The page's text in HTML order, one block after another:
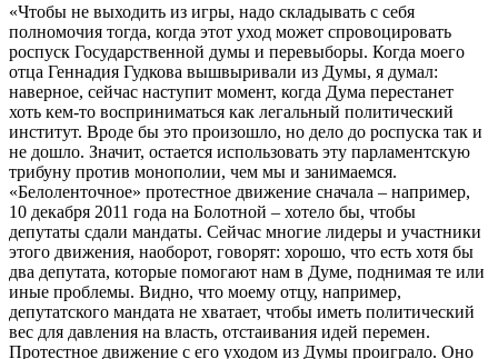
«Чтобы не выходить из игры, надо складывать с себя
полномочия тогда, когда этот уход может спровоцировать
роспуск Государственной думы и перевыборы. Когда моего
отца Геннадия Гудкова вышвыривали из Думы, я думал:
наверное, сейчас наступит момент, когда Дума перестанет
хоть кем-то восприниматься как легальный политический
институт. Вроде бы это произошло, но дело до роспуска так и
не дошло. Значит, остается использовать эту парламентскую
трибуну против монополии, чем мы и занимаемся.
«Белоленточное» протестное движение сначала – например,
10 декабря 2011 года на Болотной – хотело бы, чтобы
депутаты сдали мандаты. Сейчас многие лидеры и участники
этого движения, наоборот, говорят: хорошо, что есть хотя бы
два депутата, которые помогают нам в Думе, поднимая те или
иные проблемы. Видно, что моему отцу, например,
депутатского мандата не хватает, чтобы иметь политический
вес для давления на власть, отстаивания идей перемен.
Протестное движение с его уходом из Думы проиграло. Оно